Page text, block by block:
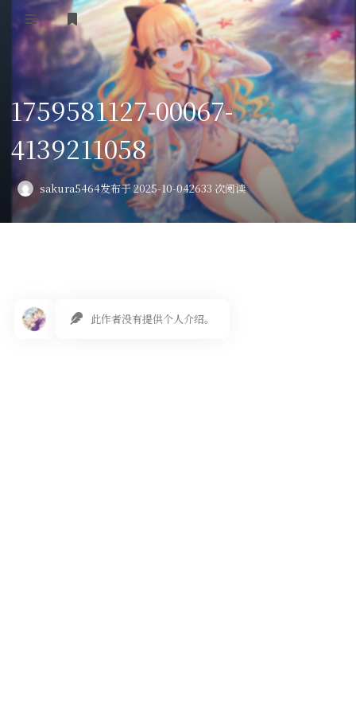
首页
VPS评测
AI绘画
教程
图库
登录
1759581127-00067-
4139211058
sakura5464发布于 2025-10-042633 次阅读
此作者没有提供个人介绍。